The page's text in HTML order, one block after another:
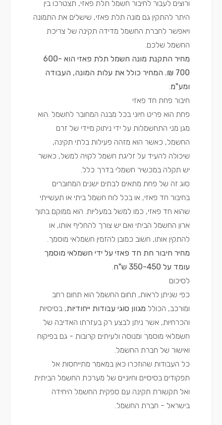
ורוצים לעבור לחיבור חשמל תלת פאזי, תצטרכו בין
היתר להתקין גם מונה תלת פאזי, שישלים את התמונה
ויאפשר לחברת החשמל מדידה תקינה של צריכת
החשמל שלכם.
מחיר התקנת מונה חשמל תלת פאזי הוא 600-
700 ₪. המחיר כולל את עלות המונה, העבודה
ומע"מ.
חיבור פחת חד פאזי
פחת הוא פריט חיוני בכל מבנה המחובר לחשמל .הוא
מגן מני התחשמלות על ידי ניתוק מיידי של זרם
החשמל, כאשר הוא מזהה פעילות בלתי תקינה,
שיכולה להעיד על זליגת חשמל לקויה למשל, כאשר
יש תקלה במכשיר חשמלי בדרך כלל.
סוג זה של פחת מתאים לבתים ישנים המחוברים
בחיבור חד פאזי, או בכל לוח חשמל ביתי או תעשייתי
שהוא חד פאזי, כמו למשל במעליות. הוא ממוקם בתוך
ארון החשמל הביתי ואם יש צורך להחליף אותו, או
להתקין אותו, חשוב כמובן להזמין חשמלאי מוסמך.
מחיר חיבור חת חד פאזי על ידי חשמלאי מוסמך
עומד על 350-450 ש"ח
.
לסיכום
כפי שניתן לראות, תחום החשמל הוא תחום רחב
ומורכב, הכולל מגוון סוגי עבודות ייחודיות, בסיסיות
והכרחיות, אשר ניתן לבצע רק בעזרתו האדיבה של
חשמלאי מוסמך ומנוסה ולעיתים קרובות - גם בפיקוח
ואישור של חברת החשמל.
כל העבודות שהוזכרו כאן במאמר מתייחסות אל
תפקודים בסיסיים וחיוניים של מערכת החשמל הביתית
ואל תקשורת תקינה עם ספקית החשמל היחידה
בישראל - חברת החשמל.